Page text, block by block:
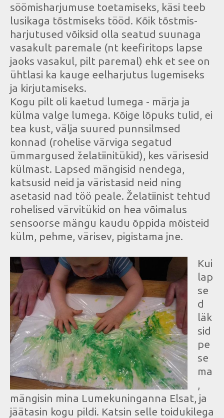
söömisharjumuse toetamiseks, käsi teeb
lusikaga tõstmiseks tööd. Kõik tõstmis-
harjutused võiksid olla seatud suunaga
vasakult paremale (nt keefiritops lapse
jaoks vasakul, pilt paremal) ehk et see on
ühtlasi ka kauge eelharjutus lugemiseks
ja kirjutamiseks.
Kogu pilt oli kaetud lumega - märja ja
külma valge lumega. Kõige lõpuks tulid, ei
tea kust, välja suured punnsilmsed
konnad (rohelise värviga segatud
ümmargused želatiinitükid), kes värisesid
külmast. Lapsed mängisid nendega,
katsusid neid ja väristasid neid ning
asetasid nad töö peale. Želatiinist tehtud
rohelised värvitükid on hea võimalus
sensoorse mängu kaudu õppida mõisteid
külm, pehme, värisev, pigistama jne.
Kui
lap
se
d
läk
sid
pe
se
ma
,
mängisin mina Lumekuninganna Elsat, ja
jäätasin kogu pildi. Katsin selle toidukilega